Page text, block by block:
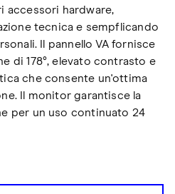
accessori hardware,
tecnica e sempflicando
Il pannello VA fornisce
di 178°, elevato contrasto e
che consente un'ottima
Il monitor garantisce la
per un uso continuato 24